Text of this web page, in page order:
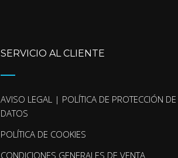
SERVICIO AL CLIENTE
AVISO LEGAL | POLÍTICA DE PROTECCIÓN DE
DATOS
POLÍTICA DE COOKIES
CONDICIONES GENERALES DE VENTA